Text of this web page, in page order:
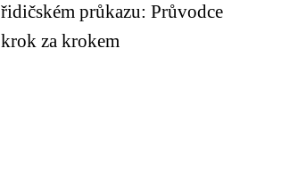
řidičském průkazu: Průvodce
krok za krokem